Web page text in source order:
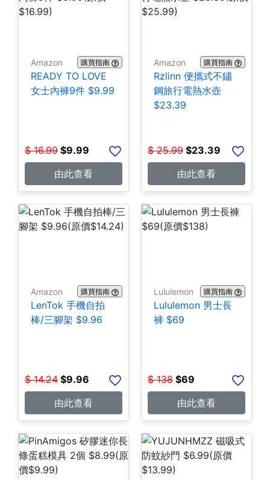
Amazon 購買指南
READY TO LOVE
女士內褲9件 $9.99
$ 16.99 $9.99
由此查看
Amazon 購買指南
Rzlinn 便攜式不鏽
鋼旅行電熱水壺
$23.39
$ 25.99 $23.39
由此查看
Amazon 購買指南
LenTok 手機自拍
棒/三腳架 $9.96
$ 14.24 $9.96
由此查看
Lululemon 購買指南
Lululemon 男士長
褲 $69
$ 138 $69
由此查看